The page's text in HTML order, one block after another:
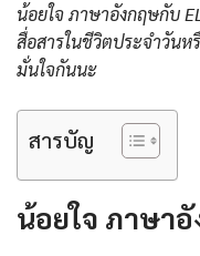
น้อยใจ ภาษาอังกฤษกับ
สื่อสารในชีวิตประจำวันห
มั่นใจกันนะ
สารบัญ
น้อยใจ ภาษา